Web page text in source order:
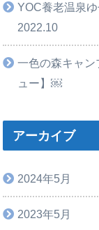
YOC養老温泉
2022.10
一色の森キャ
ュー】￼
アーカイブ
2024年5月
2023年5月